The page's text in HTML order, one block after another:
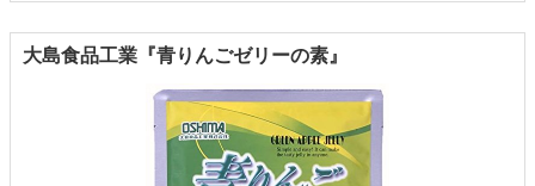
大島食品工業『青りんごゼリーの素』